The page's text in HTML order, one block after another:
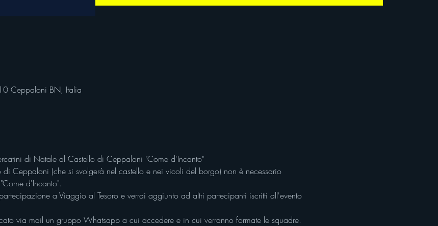
Ceppaloni BN, Italia
di Natale al Castello di Ceppaloni "Come d'Incanto"
di Ceppaloni (che si svolgerà nel castello e nei vicoli del borgo) non è necessario
d'Incanto".
a Viaggio al Tesoro e verrai aggiunto ad altri partecipanti iscritti all'evento
via mail un gruppo Whatsapp a cui accedere e in cui verranno formate le squadre.